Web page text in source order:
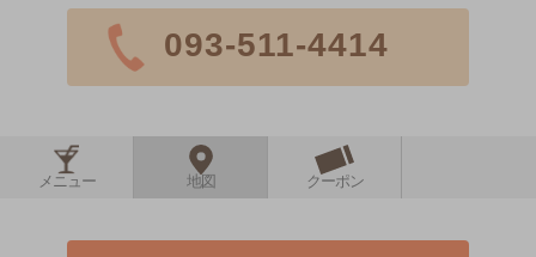
093-511-4414
メニュー 地図 クーポン